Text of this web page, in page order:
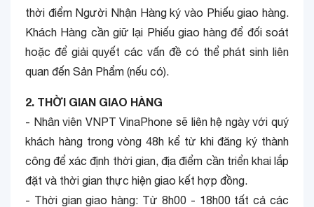
thời điểm Người Nhận Hàng ký vào Phiếu giao hàng.
Khách Hàng cần giữ lại Phiếu giao hàng để đối soát
hoặc để giải quyết các vấn đề có thể phát sinh liên
quan đến Sản Phẩm (nếu có).
2. THỜI GIAN GIAO HÀNG
- Nhân viên VNPT VinaPhone sẽ liên hệ ngày với quý
khách hàng trong vòng 48h kể từ khi đăng ký thành
công để xác định thời gian, địa điểm cần triển khai lắp
đặt và thời gian thực hiện giao kết hợp đồng.
- Thời gian giao hàng: Từ 8h00 - 18h00 tất cả các